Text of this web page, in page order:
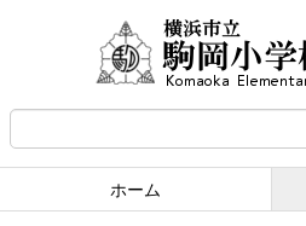
ホーム